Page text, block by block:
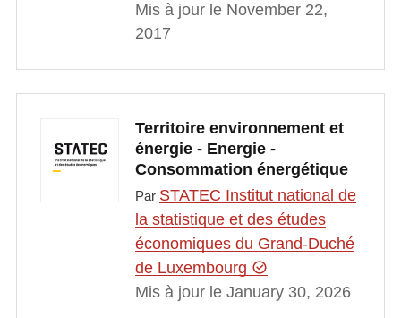
Mis à jour le November 22,
2017
Territoire environnement et
énergie - Energie -
Consommation énergétique
Par STATEC Institut national de
la statistique et des études
économiques du Grand-Duché
de Luxembourg
Mis à jour le January 30, 2026